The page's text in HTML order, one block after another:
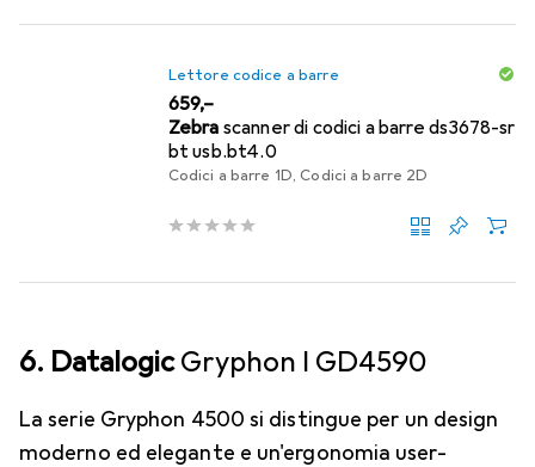
Lettore codice a barre
EUR
659,–
Zebra scanner di codici a barre ds3678-sr
bt usb.bt4.0
Codici a barre 1D, Codici a barre 2D
6. DatalogicGryphon I GD4590
La serie Gryphon 4500 si distingue per un design
moderno ed elegante e un'ergonomia user-